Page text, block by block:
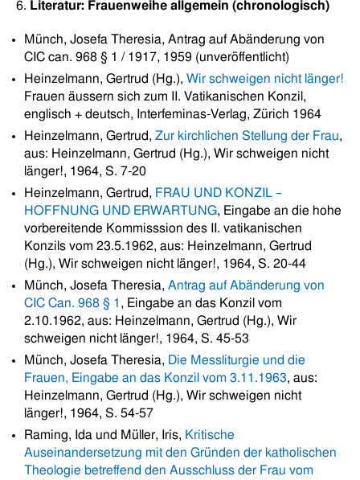
6. Literatur: Frauenweihe allgemein (chronologisch)
Münch, Josefa Theresia, Antrag auf Abänderung von
CIC can. 968 § 1 / 1917, 1959 (unveröffentlicht)
Heinzelmann, Gertrud (Hg.), Wir schweigen nicht länger!
Frauen äussern sich zum II. Vatikanischen Konzil,
englisch + deutsch, Interfeminas-Verlag, Zürich 1964
Heinzelmann, Gertrud, Zur kirchlichen Stellung der Frau,
aus: Heinzelmann, Gertrud (Hg.), Wir schweigen nicht
länger!, 1964, S. 7-20
Heinzelmann, Gertrud, FRAU UND KONZIL –
HOFFNUNG UND ERWARTUNG, Eingabe an die hohe
vorbereitende Kommisssion des II. vatikanischen
Konzils vom 23.5.1962, aus: Heinzelmann, Gertrud
(Hg.), Wir schweigen nicht länger!, 1964, S. 20-44
Münch, Josefa Theresia, Antrag auf Abänderung von
CIC Can. 968 § 1 , Eingabe an das Konzil vom
2.10.1962, aus: Heinzelmann, Gertrud (Hg.), Wir
schweigen nicht länger!, 1964, S. 45-53
Münch, Josefa Theresia, Die Messliturgie und die
Frauen, Eingabe an das Konzil vom 3.11.1963, aus:
Heinzelmann, Gertrud (Hg.), Wir schweigen nicht
länger!, 1964, S. 54-57
Raming, Ida und Müller, Iris, Kritische
Auseinandersetzung mit den Gründen der katholischen
Theologie betreffend den Ausschluss der Frau vom